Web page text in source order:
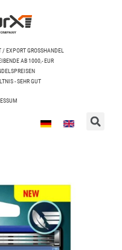
GROSSHANDEL
AB 1000,- EUR
- SEHR GUT